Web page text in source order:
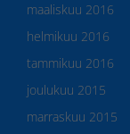
maaliskuu 2016
helmikuu 2016
tammikuu 2016
joulukuu 2015
marraskuu 2015